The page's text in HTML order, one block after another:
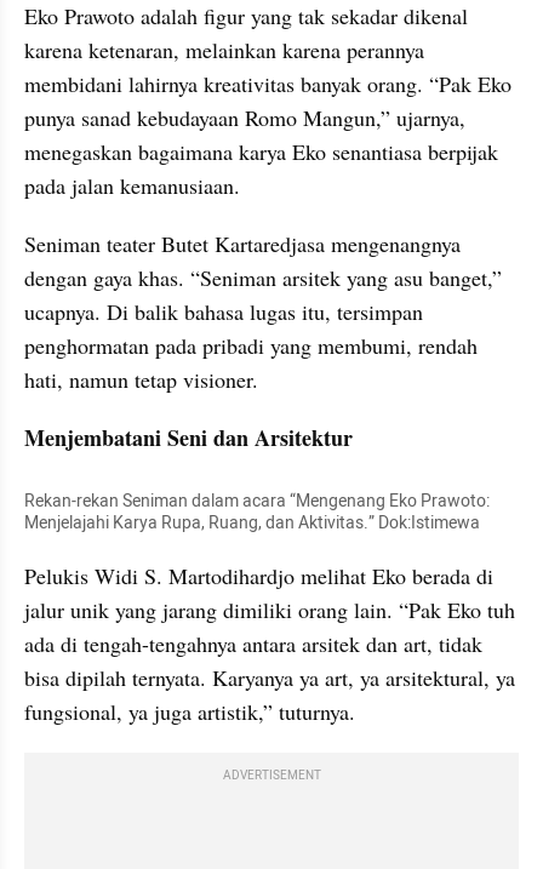
Eko Prawoto adalah figur yang tak sekadar dikenal
karena ketenaran, melainkan karena perannya
membidani lahirnya kreativitas banyak orang. “Pak Eko
punya sanad kebudayaan Romo Mangun,” ujarnya,
menegaskan bagaimana karya Eko senantiasa berpijak
pada jalan kemanusiaan.
Seniman teater Butet Kartaredjasa mengenangnya
dengan gaya khas. “Seniman arsitek yang asu banget,”
ucapnya. Di balik bahasa lugas itu, tersimpan
penghormatan pada pribadi yang membumi, rendah
hati, namun tetap visioner.
Menjembatani Seni dan Arsitektur
Rekan-rekan Seniman dalam acara “Mengenang Eko Prawoto:
Menjelajahi Karya Rupa, Ruang, dan Aktivitas.” Dok:Istimewa
Pelukis Widi S. Martodihardjo melihat Eko berada di
jalur unik yang jarang dimiliki orang lain. “Pak Eko tuh
ada di tengah-tengahnya antara arsitek dan art, tidak
bisa dipilah ternyata. Karyanya ya art, ya arsitektural, ya
fungsional, ya juga artistik,” tuturnya.
ADVERTISEMENT